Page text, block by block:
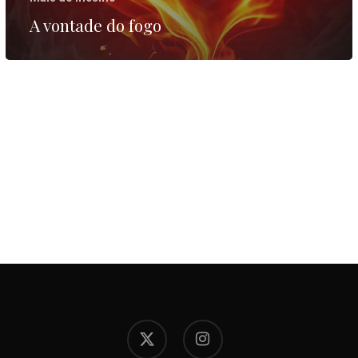
A vontade do fogo
x-
twitter
instagram